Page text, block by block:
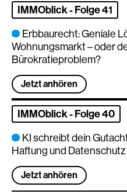
Erbbaurecht: Geniale
Wohnungsmarkt – oder
Bürokratieproblem?
IMMOblick - Folge 41
Jetzt anhören
KI schreibt dein
Haftung und Datenschutz
IMMOblick - Folge 40
Jetzt anhören